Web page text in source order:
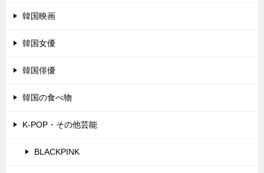
韓国映画
韓国女優
韓国俳優
韓国の食べ物
K-POP・その他芸能
BLACKPINK